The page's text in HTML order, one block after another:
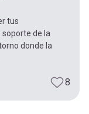
tus
de la
donde la
8